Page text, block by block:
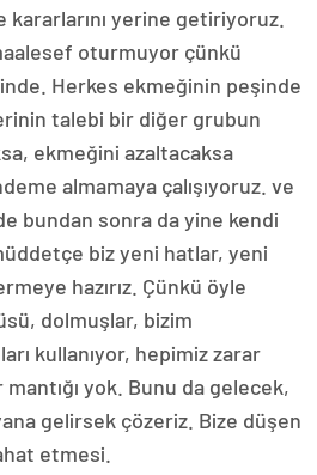
kararlarını yerine getiriyoruz.
oturmuyor çünkü
Herkes ekmeğinin peşinde
talebi bir diğer grubun
ekmeğini azaltacaksa
almamaya çalışıyoruz. ve
bundan sonra da yine kendi
biz yeni hatlar, yeni
hazırız. Çünkü öyle
dolmuşlar, bizim
kullanıyor, hepimiz zarar
yok. Bunu da gelecek,
gelirsek çözeriz. Bize düşen
etmesi.